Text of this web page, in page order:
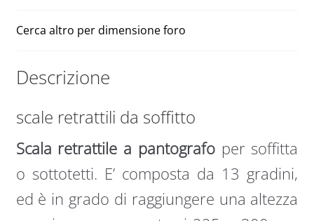
Cerca altro per dimensione foro
Descrizione
scale retrattili da soffitto
Scala retrattile a pantografoper soffitta
o sottotetti. E’ composta da 13 gradini,
ed è in grado di raggiungere una altezza